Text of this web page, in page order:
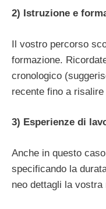
2) Istruzione e
Il vostro percorso
formazione.
cronologico
recente fino a
3) Esperienze di
Anche in questo
specificando la
neo dettagli la vostra